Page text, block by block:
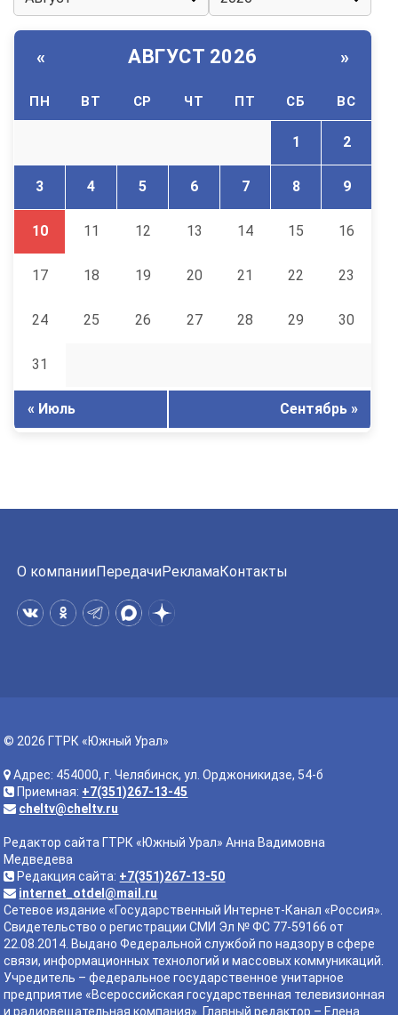
« АВГУСТ 2026 »
ПН ВТ СР ЧТ ПТ СБ ВС
1 2
3 4 5 6 7 8 9
10 11 12 13 14 15 16
17 18 19 20 21 22 23
24 25 26 27 28 29 30
31
« Июль Сентябрь »
О компанииПередачиРекламаКонтакты
© 2026 ГТРК «Южный Урал»
Адрес: 454000, г. Челябинск, ул. Орджоникидзе, 54-б
Приемная: +7(351)267-13-45
cheltv@cheltv.ru
Редактор сайта ГТРК «Южный Урал» Анна Вадимовна
Медведева
Редакция сайта: +7(351)267-13-50
internet_otdel@mail.ru
Сетевое издание «Государственный Интернет-Канал «Россия».
Свидетельство о регистрации СМИ Эл № ФС 77-59166 от
22.08.2014. Выдано Федеральной службой по надзору в сфере
связи, информационных технологий и массовых коммуникаций.
Учредитель – федеральное государственное унитарное
предприятие «Всероссийская государственная телевизионная
и радиовещательная компания». Главный редактор – Елена